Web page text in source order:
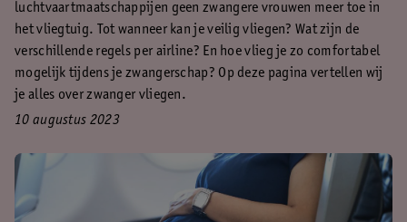
luchtvaartmaatschappijen geen zwangere vrouwen meer toe in
het vliegtuig. Tot wanneer kan je veilig vliegen? Wat zijn de
verschillende regels per airline? En hoe vlieg je zo comfortabel
mogelijk tijdens je zwangerschap? Op deze pagina vertellen wij
je alles over zwanger vliegen.
10 augustus 2023